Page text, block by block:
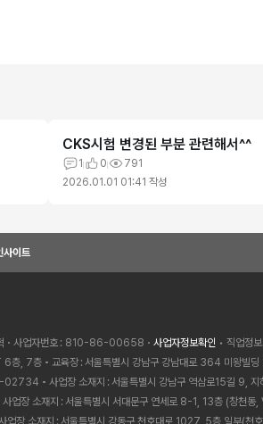
CKS시험 변경된 부분 관련해서^^
1 0
791
2026.01.01 01:41 작성
사이트
사업자번호 810-86-00658 사업자정보확인 • 직업정
6층, 7층
교육장 서울특별시 강남구 강남대로 364 미왕빌딩
02734
사업장 소재지
서울특별시 강남구 역삼로15길 9, 지
사업장 소재지
서울특별시 서대문구 연세로 8-1, 13층 (창천동
업장 소재지
서울특별시 강동구 천호대로 1027, 5층 일부(천